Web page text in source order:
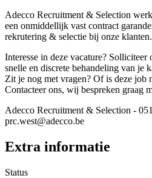
Adecco Recruitment & Selection
een onmiddellijk vast contract
rekrutering & selectie bij onze klanten.
Interesse in deze vacature?
snelle en discrete behandeling van je
Zit je nog met vragen? Of is deze job
Contacteer ons, wij bespreken graag
Adecco Recruitment & Selection -
prc.west@adecco.be
Extra informatie
Status